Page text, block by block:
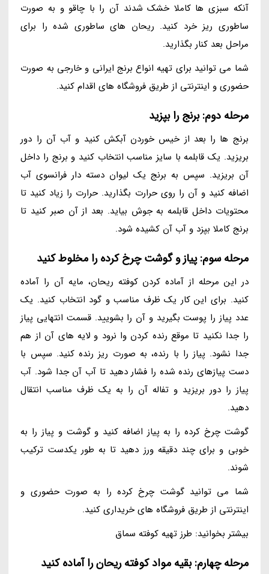
آنکه سبزی ها کاملا خشک شدند آن را با چاقو و به صورت
ساطوری ریز خرد کنید. ریحان های ساطوری شده را برای
مراحل بعد کنار بگذارید.
شما می توانید برای تهیه انواع برنج ایرانی و خارجی به صورت
حضوری و اینترنتی از طریق فروشگاه های اقدام کنید.
مرحله دوم: برنج را بپزید
برنج ها را بعد از خیس خوردن آبکش کنید و آب آن را دور
بریزید. یک قابلمه با سایز مناسب انتخاب کنید و برنج را داخل
آن بریزید. سپس به برنج یک لیوان دسته دار فرانسوی آب
اضافه کنید و آن را روی حرارت بگذارید. حرارت را زیاد کنید تا
محتویات داخل قابلمه به جوش بیاید. بعد از آن صبر کنید تا
برنج کاملا بپزد و آب آن کشیده شود.
مرحله سوم: پیاز و گوشت چرخ کرده را مخلوط کنید
در این مرحله از آماده کردن کوفته ریحان، مایه آن را آماده
کنید. برای این کار یک ظرف مناسب و گود انتخاب کنید. یک
عدد پیاز را پوست بگیرید و آن را بشویید. قسمت انتهایی پیاز
را جدا نکنید تا موقع رنده کردن وا نرود و لایه های آن از هم
جدا نشود. پیاز را با رنده، به صورت ریز رنده کنید. سپس با
دست پیازهای رنده شده را فشار دهید تا آب آن جدا شود. آب
پیاز را دور بریزید و تفاله آن را به یک ظرف مناسب انتقال
دهید.
گوشت چرخ کرده را به پیاز اضافه کنید و گوشت و پیاز را به
خوبی و برای چند دقیقه ورز دهید تا به طور یکدست ترکیب
شوند.
شما می توانید گوشت چرخ کرده را به صورت حضوری و
اینترنتی از طریق فروشگاه های خریداری کنید.
بیشتر بخوانید: طرز تهیه کوفته سماق
مرحله چهارم: بقیه مواد کوفته ریحان را آماده کنید